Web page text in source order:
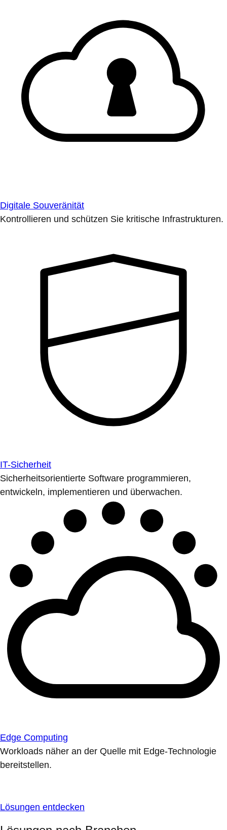
Digitale Souveränität
Kontrollieren und schützen Sie kritische Infrastrukturen.
IT-Sicherheit
Sicherheitsorientierte Software programmieren,
entwickeln, implementieren und überwachen.
Edge Computing
Workloads näher an der Quelle mit Edge-Technologie
bereitstellen.
Lösungen entdecken